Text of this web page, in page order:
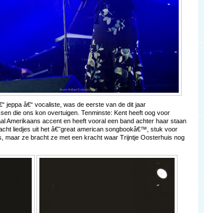
jeppa â€“ vocaliste, was de eerste van de dit jaar
die ons kon overtuigen. Tenminste: Kent heeft oog voor
Amerikaans accent en heeft vooral een band achter haar staan
liedjes uit het â€˜great american songbookâ€™, stuk voor
maar ze bracht ze met een kracht waar Trijntje Oosterhuis nog